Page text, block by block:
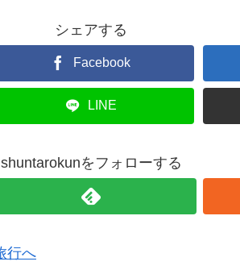
シェアする
Facebook
LINE
shuntarokunをフォローする